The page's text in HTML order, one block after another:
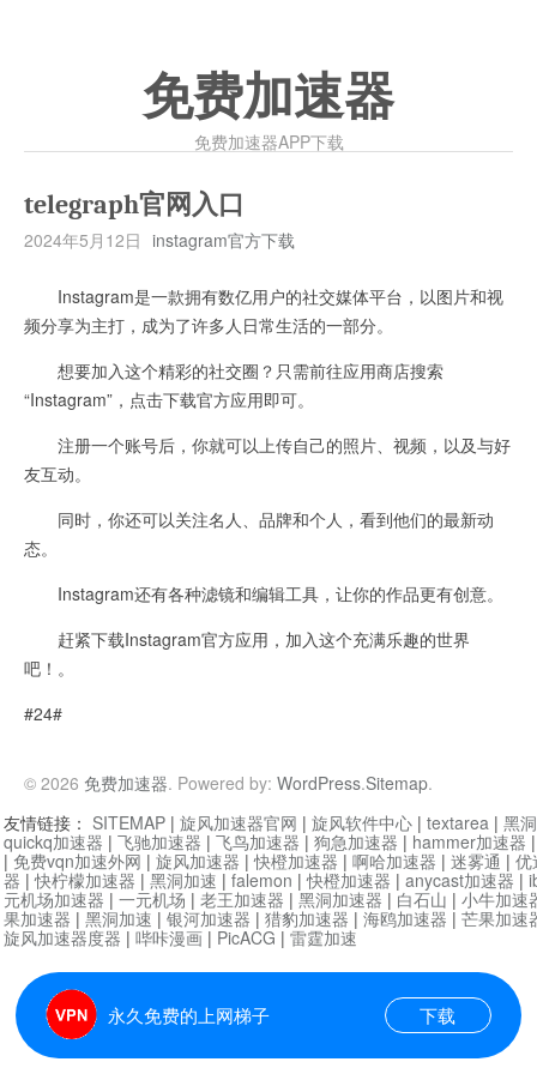
免费加速器
免费加速器APP下载
telegraph官网入口
2024年5月12日 instagram官方下载
Instagram是一款拥有数亿用户的社交媒体平台，以图片和视
频分享为主打，成为了许多人日常生活的一部分。
想要加入这个精彩的社交圈？只需前往应用商店搜索
“Instagram”，点击下载官方应用即可。
注册一个账号后，你就可以上传自己的照片、视频，以及与好
友互动。
同时，你还可以关注名人、品牌和个人，看到他们的最新动
态。
Instagram还有各种滤镜和编辑工具，让你的作品更有创意。
赶紧下载Instagram官方应用，加入这个充满乐趣的世界
吧！。
#24#
© 2026 免费加速器. Powered by: WordPress.Sitemap.
永久免费的上网梯子 下载
友情链接： SITEMAP | 旋风加速器官网 | 旋风软件中心 | textarea | 黑
quickq加速器 | 飞驰加速器 | 飞鸟加速器 | 狗急加速器 | hammer加速器
| 免费vqn加速外网 | 旋风加速器 |快橙加速器 | 啊哈加速器 | 迷雾通 | 优
器 |快柠檬加速器 | 黑洞加速 | falemon |快橙加速器 | anycast加速器 |
元机场加速器 | 一元机场 | 老王加速器 | 黑洞加速器 | 白石山 | 小牛加速
果加速器 | 黑洞加速 | 银河加速器 | 猎豹加速器 | 海鸥加速器 | 芒果加速
旋风加速器度器 | 哔咔漫画 | PicACG | 雷霆加速